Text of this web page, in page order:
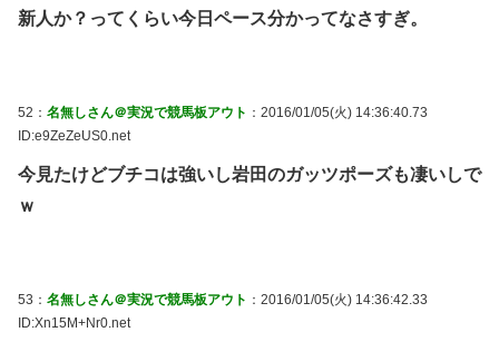
新人か？ってくらい今日ペース分かってなさすぎ。
52： 名無しさん＠実況で競馬板アウト ：2016/01/05(火) 14:36:40.73
ID:e9ZeZeUS0.net
今見たけどブチコは強いし岩田のガッツポーズも凄いしで
ｗ
53： 名無しさん＠実況で競馬板アウト ：2016/01/05(火) 14:36:42.33
ID:Xn15M+Nr0.net